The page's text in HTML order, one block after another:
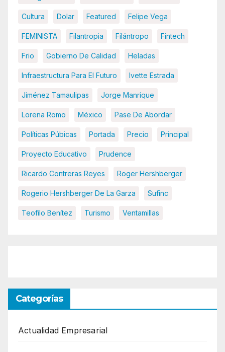
Cultura Dolar Featured Felipe Vega
FEMINISTA Filantropia Filántropo Fintech
Frio Gobierno De Calidad Heladas
Infraestructura Para El Futuro Ivette Estrada
Jiménez Tamaulipas Jorge Manrique
Lorena Romo México Pase De Abordar
Políticas Púbicas Portada Precio Principal
Proyecto Educativo Prudence
Ricardo Contreras Reyes Roger Hershberger
Rogerio Hershberger De La Garza Sufinc
Teofilo Benítez Turismo Ventamillas
Categorías
Actualidad Empresarial